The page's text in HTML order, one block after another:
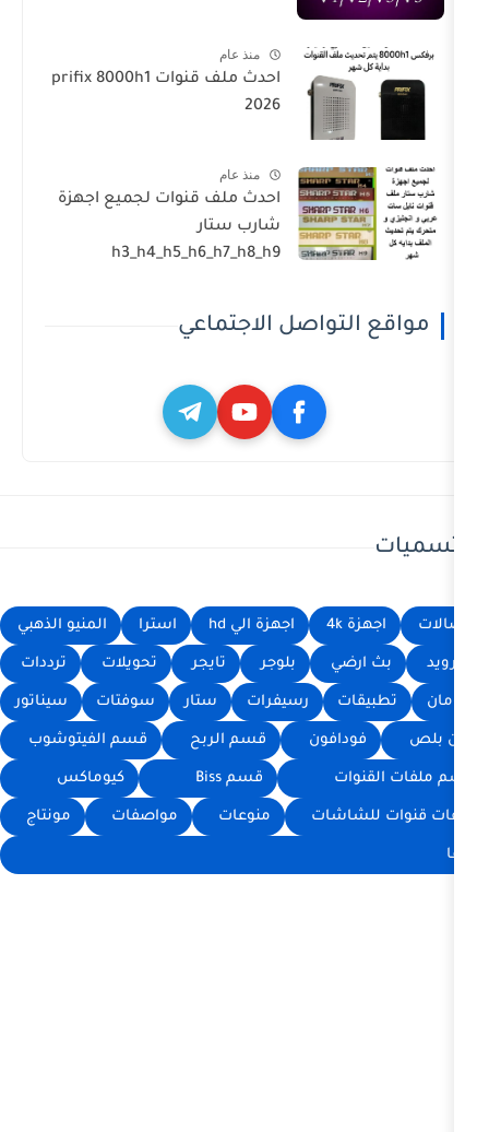
منذ عام
احدث ملف قنوات prifix 8000h1
2026
منذ عام
احدث ملف قنوات لجميع اجهزة
شارب ستار
h3_h4_h5_h6_h7_h8_h9
الاجتماعي
اجهزة الي hd استرا المنيو الذهبي
بلوجر تايجر تحويلات ترددات
رسيفرات ستار سوفتات سيناتور
قسم الربح قسم الفيتوشوب
قسم Biss كيوماكس
منوعات مواصفات مونتاج